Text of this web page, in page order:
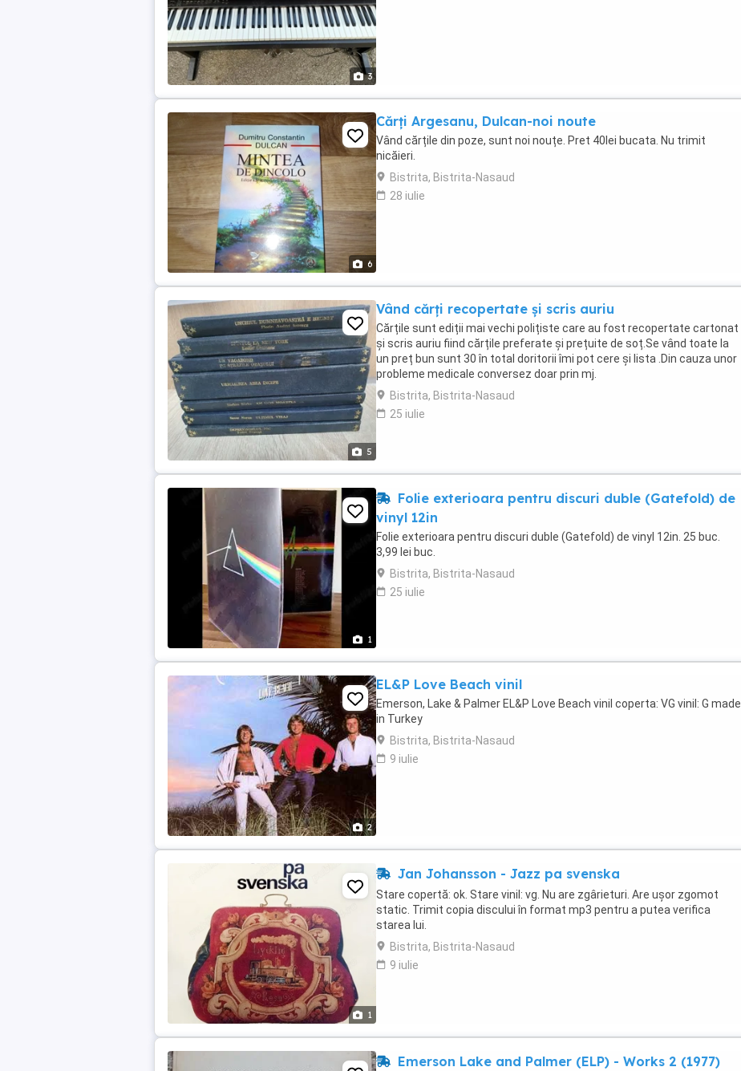
3
6
Cărți Argesanu, Dulcan-noi noute
Vând cărțile din poze, sunt noi nouțe. Pret 40lei bucata. Nu trimit
nicăieri.
Bistrita, Bistrita-Nasaud
28 iulie
5
Vând cărți recopertate și scris auriu
Cărțile sunt ediții mai vechi polițiste care au fost recopertate cartonat
și scris auriu fiind cărțile preferate și prețuite de soț.Se vând toate la
un preț bun sunt 30 în total doritorii îmi pot cere și lista .Din cauza unor
probleme medicale conversez doar prin mj.
Bistrita, Bistrita-Nasaud
25 iulie
1
Folie exterioara pentru discuri duble (Gatefold) de
vinyl 12in
Folie exterioara pentru discuri duble (Gatefold) de vinyl 12in. 25 buc.
3,99 lei buc.
Bistrita, Bistrita-Nasaud
25 iulie
2
EL&P Love Beach vinil
Emerson, Lake & Palmer EL&P Love Beach vinil coperta: VG vinil: G made
in Turkey
Bistrita, Bistrita-Nasaud
9 iulie
1
Jan Johansson - Jazz pa svenska
Stare copertă: ok. Stare vinil: vg. Nu are zgârieturi. Are ușor zgomot
static. Trimit copia discului în format mp3 pentru a putea verifica
starea lui.
Bistrita, Bistrita-Nasaud
9 iulie
Emerson Lake and Palmer (ELP) - Works 2 (1977)